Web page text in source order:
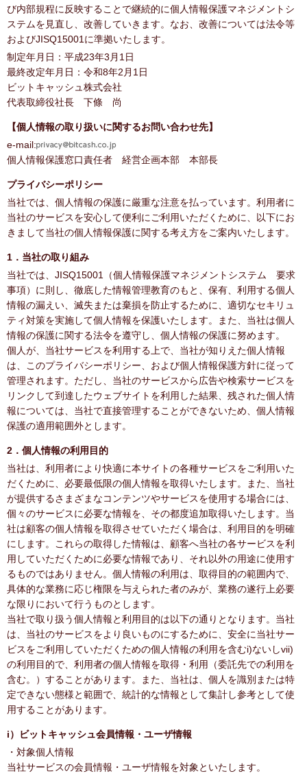
び内部規程に反映することで継続的に個人情報保護マネジメントシ
ステムを見直し、改善していきます。なお、改善については法令等
およびJISQ15001に準拠いたします。
制定年月日：平成23年3月1日
最終改定年月日：令和8年2月1日
ビットキャッシュ株式会社
代表取締役社長 下條 尚
【個人情報の取り扱いに関するお問い合わせ先】
e-mail:
個人情報保護窓口責任者 経営企画本部 本部長
プライバシーポリシー
当社では、個人情報の保護に厳重な注意を払っています。利用者に
当社のサービスを安心して便利にご利用いただくために、以下にお
きまして当社の個人情報保護に関する考え方をご案内いたします。
1．当社の取り組み
当社では、JISQ15001（個人情報保護マネジメントシステム 要求
事項）に則し、徹底した情報管理教育のもと、保有、利用する個人
情報の漏えい、滅失または棄損を防止するために、適切なセキリュ
ティ対策を実施して個人情報を保護いたします。また、当社は個人
情報の保護に関する法令を遵守し、個人情報の保護に努めます。
個人が、当社サービスを利用する上で、当社が知りえた個人情報
は、このプライバシーポリシー、および個人情報保護方針に従って
管理されます。ただし、当社のサービスから広告や検索サービスを
リンクして到達したウェブサイトを利用した結果、残された個人情
報については、当社で直接管理することができないため、個人情報
保護の適用範囲外とします。
2．個人情報の利用目的
当社は、利用者により快適に本サイトの各種サービスをご利用いた
だくために、必要最低限の個人情報を取得いたします。また、当社
が提供するさまざまなコンテンツやサービスを使用する場合には、
個々のサービスに必要な情報を、その都度追加取得いたします。当
社は顧客の個人情報を取得させていただく場合は、利用目的を明確
にします。これらの取得した情報は、顧客へ当社の各サービスを利
用していただくために必要な情報であり、それ以外の用途に使用す
るものではありません。個人情報の利用は、取得目的の範囲内で、
具体的な業務に応じ権限を与えられた者のみが、業務の遂行上必要
な限りにおいて行うものとします。
当社で取り扱う個人情報と利用目的は以下の通りとなります。当社
は、当社のサービスをより良いものにするために、安全に当社サー
ビスをご利用していただくための個人情報の利用を含むi)ないしvii)
の利用目的で、利用者の個人情報を取得・利用（委託先での利用を
含む。）することがあります。また、当社は、個人を識別または特
定できない態様と範囲で、統計的な情報として集計し参考として使
用することがあります。
i）ビットキャッシュ会員情報・ユーザ情報
・対象個人情報
当社サービスの会員情報・ユーザ情報を対象といたします。